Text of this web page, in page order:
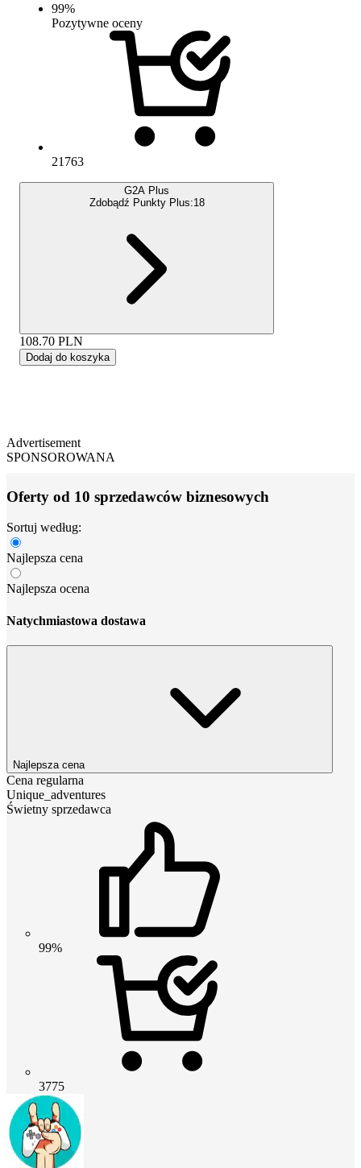
99%
Pozytywne oceny
21763
G2A Plus
Zdobądź Punkty Plus:18
108.70 PLN
Dodaj do koszyka
Advertisement
SPONSOROWANA
Oferty od 10 sprzedawców biznesowych
Sortuj według:
Najlepsza cena
Najlepsza ocena
Natychmiastowa dostawa
Najlepsza cena
Cena regularna
Unique_adventures
Świetny sprzedawca
99%
3775